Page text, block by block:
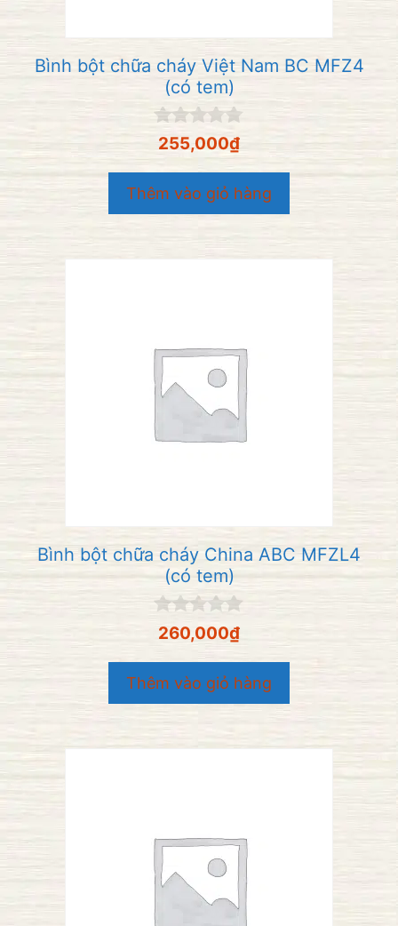
Bình bột chữa cháy Việt Nam BC MFZ4
(có tem)
0
n
g
o
à
i
255,000₫
Thêm vào giỏ hàng
Bình bột chữa cháy China ABC MFZL4
(có tem)
0
n
g
o
à
i
260,000₫
Thêm vào giỏ hàng